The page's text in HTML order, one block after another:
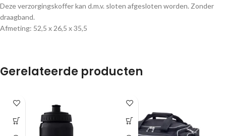
Deze verzorgingskoffer kan d.m.v. sloten afgesloten worden. Zonder
draagband.
Afmeting: 52,5 x 26,5 x 35,5
Gerelateerde producten